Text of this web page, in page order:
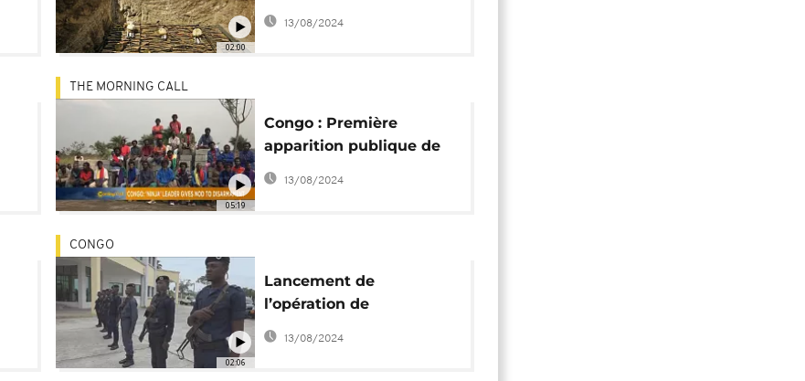
02:00
cours au Soudan
13/08/2024
05:19
THE MORNING CALL
Congo : Première
apparition publique de
l'ex-chef rebelle Ntumi
[The Morning Call]
13/08/2024
02:06
CONGO
Lancement de
l’opération de
ramassage d’armes
dans le Pool
13/08/2024